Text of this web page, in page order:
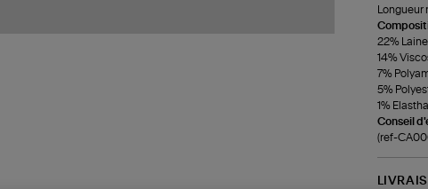
Longueur
22%
14%
7%
5%
1%
Conseil
(ref-